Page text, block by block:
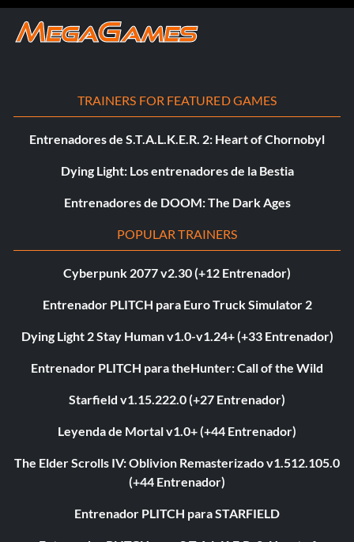
TRAINERS FOR FEATURED GAMES
Entrenadores de S.T.A.L.K.E.R. 2: Heart of Chornobyl
Dying Light: Los entrenadores de la Bestia
Entrenadores de DOOM: The Dark Ages
POPULAR TRAINERS
Cyberpunk 2077 v2.30 (+12 Entrenador)
Entrenador PLITCH para Euro Truck Simulator 2
Dying Light 2 Stay Human v1.0-v1.24+ (+33 Entrenador)
Entrenador PLITCH para theHunter: Call of the Wild
Starfield v1.15.222.0 (+27 Entrenador)
Leyenda de Mortal v1.0+ (+44 Entrenador)
The Elder Scrolls IV: Oblivion Remasterizado v1.512.105.0
(+44 Entrenador)
Entrenador PLITCH para STARFIELD